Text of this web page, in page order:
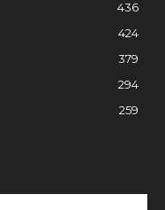
436
424
379
294
259